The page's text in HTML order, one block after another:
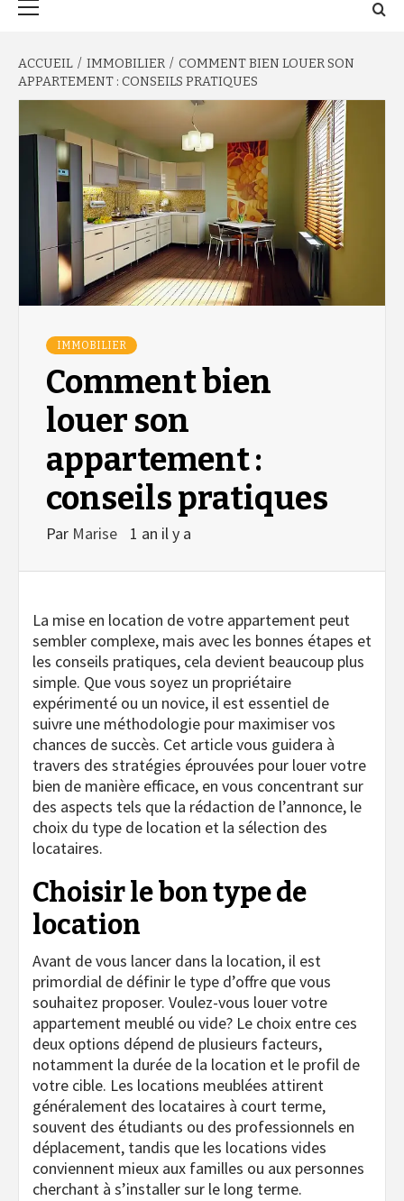
ACCUEIL IMMOBILIER
COMMENT BIEN LOUER SON
APPARTEMENT : CONSEILS PRATIQUES
IMMOBILIER
Comment bien
louer son
appartement :
conseils pratiques
Par Marise 1 an il y a
La mise en location de votre appartement peut
sembler complexe, mais avec les bonnes étapes et
les conseils pratiques, cela devient beaucoup plus
simple. Que vous soyez un propriétaire
expérimenté ou un novice, il est essentiel de
suivre une méthodologie pour maximiser vos
chances de succès. Cet article vous guidera à
travers des stratégies éprouvées pour louer votre
bien de manière efficace, en vous concentrant sur
des aspects tels que la rédaction de l’annonce, le
choix du type de location et la sélection des
locataires.
Choisir le bon type de
location
Avant de vous lancer dans la location, il est
primordial de définir le type d’offre que vous
souhaitez proposer. Voulez-vous louer votre
appartement meublé ou vide? Le choix entre ces
deux options dépend de plusieurs facteurs,
notamment la durée de la location et le profil de
votre cible. Les locations meublées attirent
généralement des locataires à court terme,
souvent des étudiants ou des professionnels en
déplacement, tandis que les locations vides
conviennent mieux aux familles ou aux personnes
cherchant à s’installer sur le long terme.